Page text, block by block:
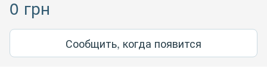
0 грн
Сообщить, когда появится